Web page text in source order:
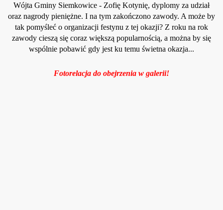
Wójta Gminy Siemkowice - Zofię Kotynię, dyplomy za udział
oraz nagrody pieniężne. I na tym zakończono zawody. A może by
tak pomyśleć o organizacji festynu z tej okazji? Z roku na rok
zawody cieszą się coraz większą popularnością, a można by się
wspólnie pobawić gdy jest ku temu świetna okazja...
Fotorelacja do obejrzenia w galerii!